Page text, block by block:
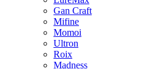
Gan Craft
Mifine
Momoi
Ultron
Roix
Madness